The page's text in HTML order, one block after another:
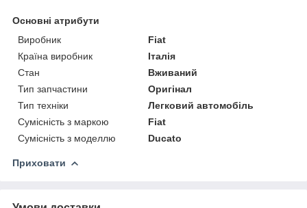
Основні атрибути
Виробник
Fiat
Країна виробник
Італія
Стан
Вживаний
Тип запчастини
Оригінал
Тип техніки
Легковий автомобіль
Сумісність з маркою
Fiat
Сумісність з моделлю
Ducato
Приховати